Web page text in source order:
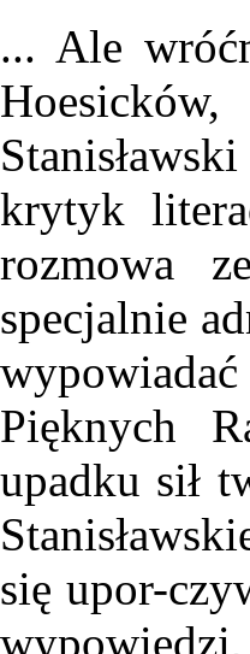
... Ale
krytyk
rozmowa
specjalnie
Pięknych
upadku sił
się upor-